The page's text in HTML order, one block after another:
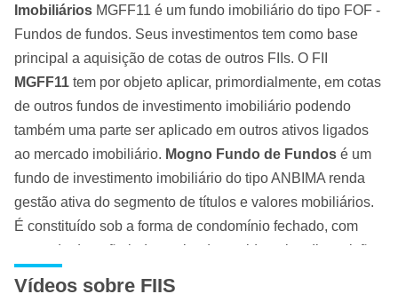
Imobiliários MGFF11 é um fundo imobiliário do tipo FOF -
Fundos de fundos. Seus investimentos tem como base
principal a aquisição de cotas de outros FIIs. O FII
MGFF11 tem por objeto aplicar, primordialmente, em cotas
de outros fundos de investimento imobiliário podendo
também uma parte ser aplicado em outros ativos ligados
ao mercado imobiliário. Mogno Fundo de Fundos é um
fundo de investimento imobiliário do tipo ANBIMA renda
gestão ativa do segmento de títulos e valores mobiliários.
É constituído sob a forma de condomínio fechado, com
prazo de duração indeterminado, regido pelas disposições
Vídeos sobre FIIS